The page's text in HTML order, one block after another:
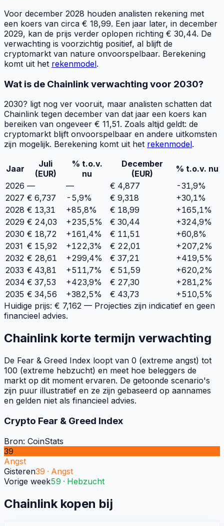
Voor december 2028 houden analisten rekening met
een koers van circa € 18,99. Een jaar later, in december
2029, kan de prijs verder oplopen richting € 30,44. De
verwachting is voorzichtig positief, al blijft de
cryptomarkt van nature onvoorspelbaar. Berekening
komt uit het rekenmodel.
Wat is de Chainlink verwachting voor 2030?
2030? ligt nog ver vooruit, maar analisten schatten dat
Chainlink tegen december van dat jaar een koers kan
bereiken van ongeveer € 11,51. Zoals altijd geldt: de
cryptomarkt blijft onvoorspelbaar en andere uitkomsten
zijn mogelijk. Berekening komt uit het rekenmodel.
Jaar
Juli
(EUR)
% t.o.v.
nu
December
(EUR)
% t.o.v. nu
2026 — — € 4,877 -31,9%
2027 € 6,737 -5,9% € 9,318 +30,1%
2028 € 13,31 +85,8% € 18,99 +165,1%
2029 € 24,03 +235,5% € 30,44 +324,9%
2030 € 18,72 +161,4% € 11,51 +60,8%
2031 € 15,92 +122,3% € 22,01 +207,2%
2032 € 28,61 +299,4% € 37,21 +419,5%
2033 € 43,81 +511,7% € 51,59 +620,2%
2034 € 37,53 +423,9% € 27,30 +281,2%
2035 € 34,56 +382,5% € 43,73 +510,5%
Huidige prijs: € 7,162 — Projecties zijn indicatief en geen
financieel advies.
Chainlink korte termijn verwachting
De Fear & Greed Index loopt van 0 (extreme angst) tot
100 (extreme hebzucht) en meet hoe beleggers de
markt op dit moment ervaren. De getoonde scenario's
zijn puur illustratief en ze zijn gebaseerd op aannames
en gelden niet als financieel advies.
Crypto Fear & Greed Index
Bron: CoinStats
39
Angst
Gisteren39 · Angst
Vorige week59 · Hebzucht
Chainlink kopen bij